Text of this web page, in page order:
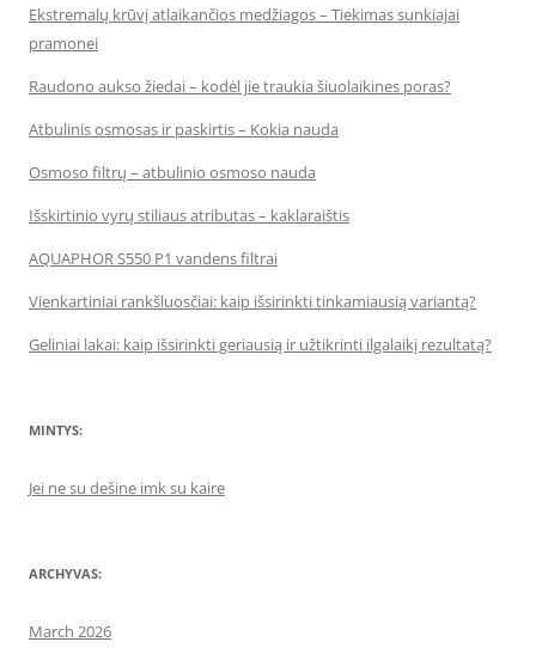
Ekstremalų krūvį atlaikančios medžiagos – Tiekimas sunkiajai
pramonei
Raudono aukso žiedai – kodėl jie traukia šiuolaikines poras?
Atbulinis osmosas ir paskirtis – Kokia nauda
Osmoso filtrų – atbulinio osmoso nauda
Išskirtinio vyrų stiliaus atributas – kaklaraištis
AQUAPHOR S550 P1 vandens filtrai
Vienkartiniai rankšluosčiai: kaip išsirinkti tinkamiausią variantą?
Geliniai lakai: kaip išsirinkti geriausią ir užtikrinti ilgalaikį rezultatą?
MINTYS:
Jei ne su dešine imk su kaire
ARCHYVAS:
March 2026